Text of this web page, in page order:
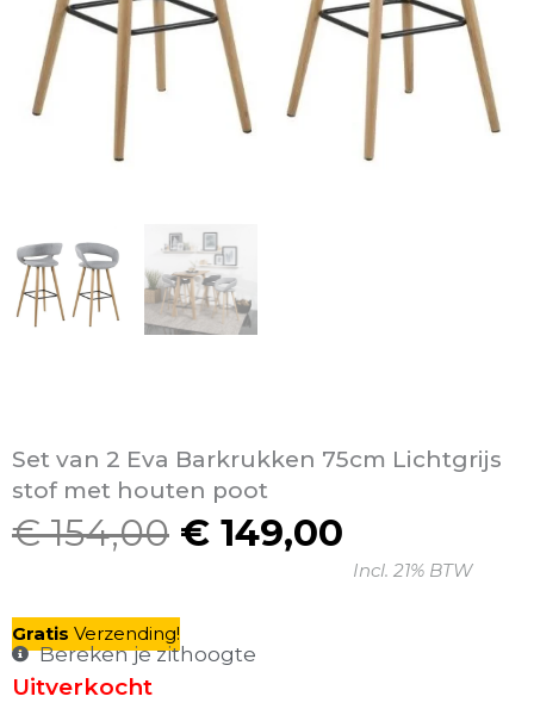
Set van 2 Eva Barkrukken 75cm Lichtgrijs
stof met houten poot
€154,00
Oorspronkelijke
was:
€ 154,00.
€ 149,00
Huidige
prijs
Incl. 21% BTW
Gratis Verzending!
Bereken je zithoogte
Uitverkocht